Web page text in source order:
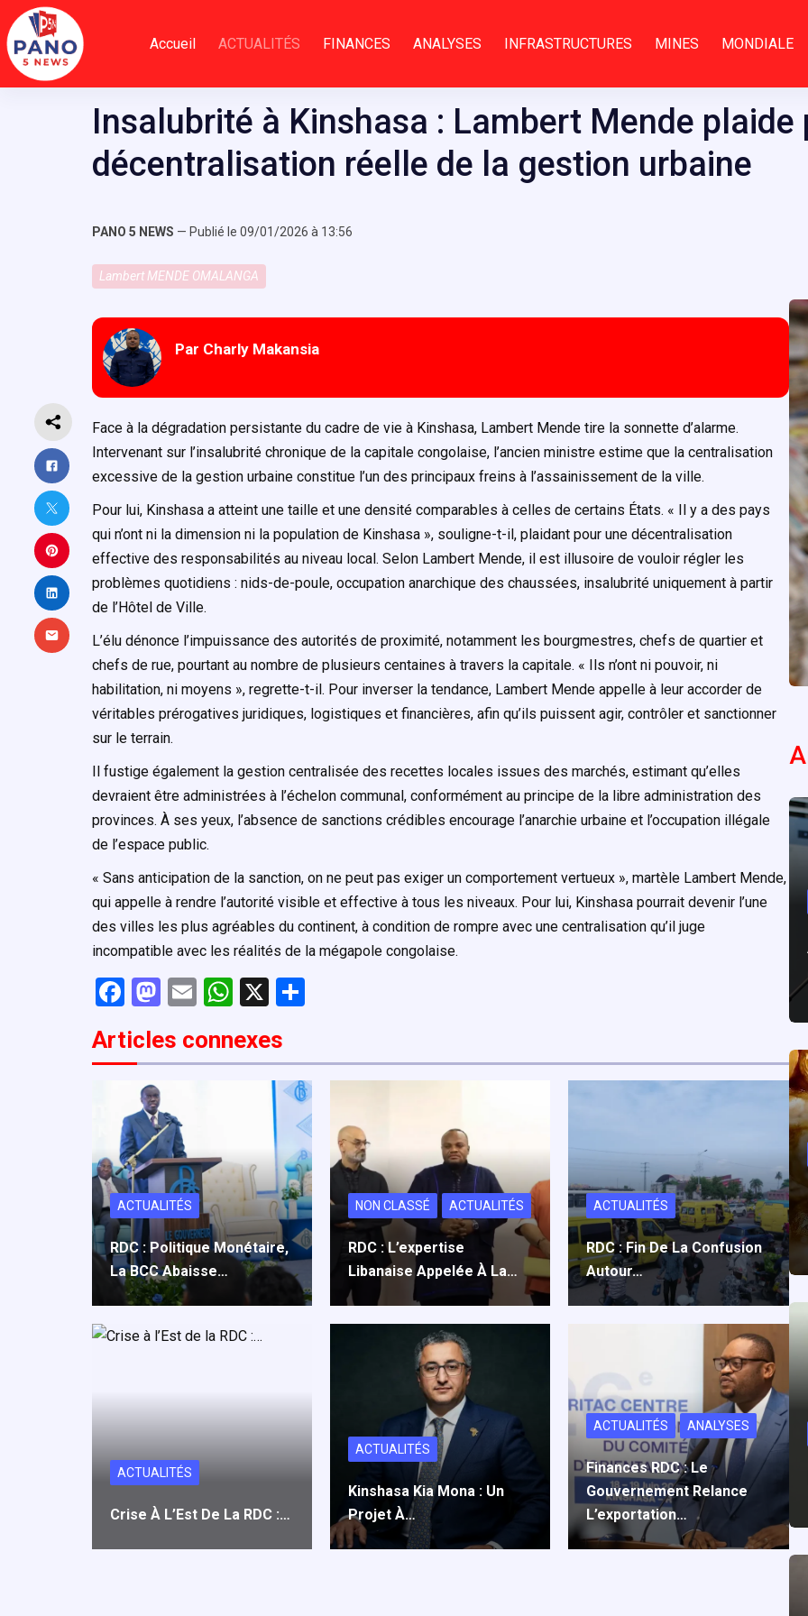
Passer
au
contenu
Accueil ACTUALITÉS FINANCES ANALYSES INFRASTRUCTURES MINES MONDIALE
Insalubrité à Kinshasa : Lambert Mende plaide
décentralisation réelle de la gestion urbaine
PANO 5 NEWS — Publié le 09/01/2026 à 13:56
Lambert MENDE OMALANGA
Par Charly Makansia
Face à la dégradation persistante du cadre de vie à Kinshasa, Lambert Mende tire la sonnette d’alarme.
Intervenant sur l’insalubrité chronique de la capitale congolaise, l’ancien ministre estime que la centralisation
excessive de la gestion urbaine constitue l’un des principaux freins à l’assainissement de la ville.
Pour lui, Kinshasa a atteint une taille et une densité comparables à celles de certains États. « Il y a des pays
qui n’ont ni la dimension ni la population de Kinshasa », souligne-t-il, plaidant pour une décentralisation
effective des responsabilités au niveau local. Selon Lambert Mende, il est illusoire de vouloir régler les
problèmes quotidiens : nids-de-poule, occupation anarchique des chaussées, insalubrité uniquement à partir
de l’Hôtel de Ville.
L’élu dénonce l’impuissance des autorités de proximité, notamment les bourgmestres, chefs de quartier et
chefs de rue, pourtant au nombre de plusieurs centaines à travers la capitale. « Ils n’ont ni pouvoir, ni
habilitation, ni moyens », regrette-t-il. Pour inverser la tendance, Lambert Mende appelle à leur accorder de
véritables prérogatives juridiques, logistiques et financières, afin qu’ils puissent agir, contrôler et sanctionner
sur le terrain.
Il fustige également la gestion centralisée des recettes locales issues des marchés, estimant qu’elles
devraient être administrées à l’échelon communal, conformément au principe de la libre administration des
provinces. À ses yeux, l’absence de sanctions crédibles encourage l’anarchie urbaine et l’occupation illégale
de l’espace public.
« Sans anticipation de la sanction, on ne peut pas exiger un comportement vertueux », martèle Lambert Mende,
qui appelle à rendre l’autorité visible et effective à tous les niveaux. Pour lui, Kinshasa pourrait devenir l’une
des villes les plus agréables du continent, à condition de rompre avec une centralisation qu’il juge
incompatible avec les réalités de la mégapole congolaise.
F
ce
o
o
k
M
st
d
o
n
E
ail
W
at
p
X
g
er
Articles connexes
ACTUALITÉS
RDC : Politique Monétaire,
La BCC Abaisse…
NON CLASSÉ ACTUALITÉS
RDC : L’expertise
Libanaise Appelée À La…
ACTUALITÉS
RDC : Fin De La Confusion
Autour…
ACTUALITÉS
Crise À L’Est De La RDC :…
ACTUALITÉS
Kinshasa Kia Mona : Un
Projet À…
ACTUALITÉS ANALYSES
Finances RDC : Le
Gouvernement Relance
L’exportation…